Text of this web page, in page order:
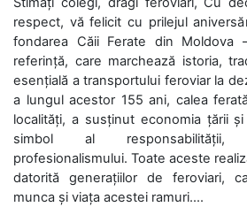
respect, vă felicit cu prilejul
fondarea Căii Ferate din Moldova
referință, care marchează istoria,
esențială a transportului feroviar la
a lungul acestor 155 ani, calea
localități, a susținut economia țării
simbol al
profesionalismului. Toate aceste
datorită generațiilor de feroviari,
munca și viața acestei ramuri....